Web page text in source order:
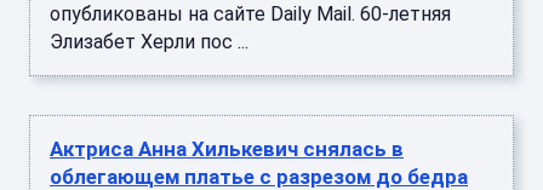
опубликованы на сайте Daily Mail. 60-летняя
Элизабет Херли пос ...
Актриса Анна Хилькевич снялась в
облегающем платье с разрезом до бедра